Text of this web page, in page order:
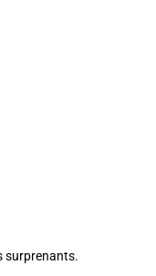
surprenants.